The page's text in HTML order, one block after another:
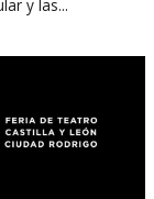
y las...